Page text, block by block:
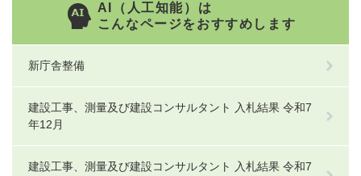
AI（人工知能）は
こんなページをおすすめします
新庁舎整備
建設工事、測量及び建設コンサルタント 入札結果 令和7
年12月
建設工事、測量及び建設コンサルタント 入札結果 令和7